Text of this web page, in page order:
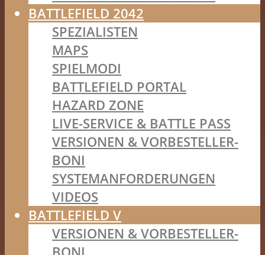
BATTLEFIELD 2042
SPEZIALISTEN
MAPS
SPIELMODI
BATTLEFIELD PORTAL
HAZARD ZONE
LIVE-SERVICE & BATTLE PASS
VERSIONEN & VORBESTELLER-
BONI
SYSTEMANFORDERUNGEN
VIDEOS
BATTLEFIELD V
VERSIONEN & VORBESTELLER-